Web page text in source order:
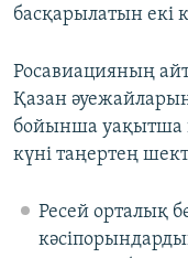
басқарылатын екі
Росавиацияның
Қазан
бойынша уақытша
күні таңертең
Ресей орталық